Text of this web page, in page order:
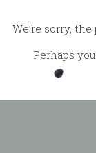
We’re sorry,
Perhaps